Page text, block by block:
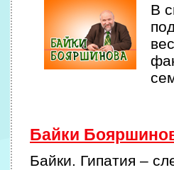
В
Байки
Байки. Гипатия –